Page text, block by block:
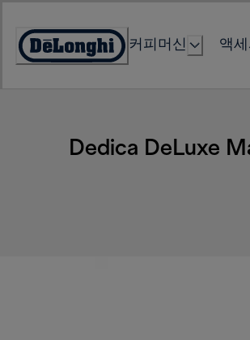
Content
Accessibility
커피머신 액
Dedica DeLuxe